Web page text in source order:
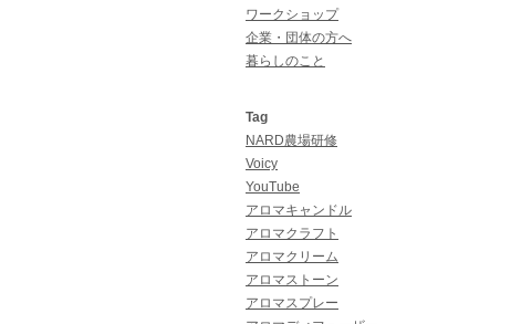
ワークショップ
企業・団体の方へ
暮らしのこと
Tag
NARD農場研修
Voicy
YouTube
アロマキャンドル
アロマクラフト
アロマクリーム
アロマストーン
アロマスプレー